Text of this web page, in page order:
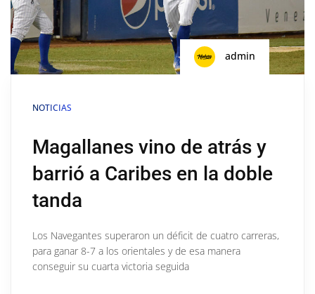
admin
NOTICIAS
Magallanes vino de atrás y
barrió a Caribes en la doble
tanda
Los Navegantes superaron un déficit de cuatro carreras,
para ganar 8-7 a los orientales y de esa manera
conseguir su cuarta victoria seguida